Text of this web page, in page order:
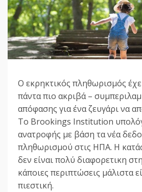
Ο εκρηκτικός πληθωρισμός
πάντα πιο ακριβά –
απόφασης για ένα ζευγάρι να
Το Brookings Institution
ανατροφής με βάση τα νέα
πληθωρισμού στις ΗΠΑ. Η
δεν είναι πολύ διαφορετικη
κάποιες περιπτώσεις μάλιστα
πιεστική.